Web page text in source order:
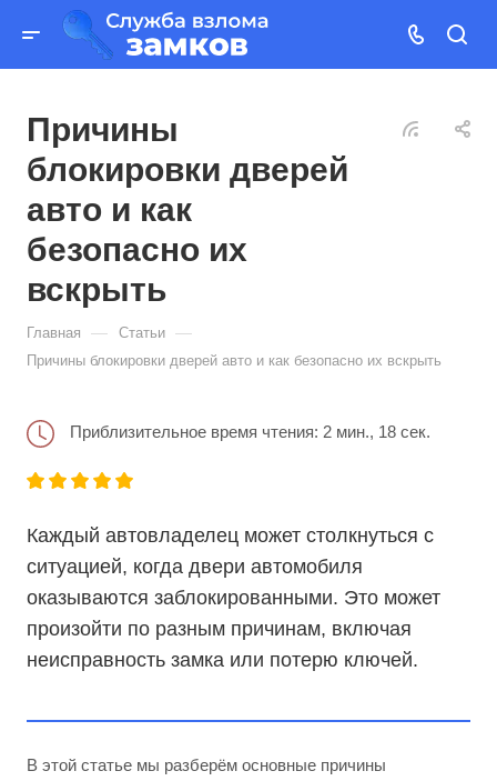
Причины
блокировки дверей
авто и как
безопасно их
вскрыть
Главная — Статьи —
Причины блокировки дверей авто и как безопасно их вскрыть
Приблизительное время чтения: 2 мин., 18 сек.
Каждый автовладелец может столкнуться с
ситуацией, когда двери автомобиля
оказываются заблокированными. Это может
произойти по разным причинам, включая
неисправность замка или потерю ключей.
В этой статье мы разберём основные причины